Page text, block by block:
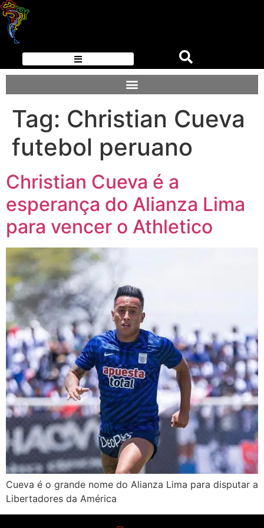
Tag: Christian Cueva
futebol peruano
Christian Cueva é a
esperança do Alianza Lima
para vencer o Athletico
Cueva é o grande nome do Alianza Lima para disputar a
Libertadores da América